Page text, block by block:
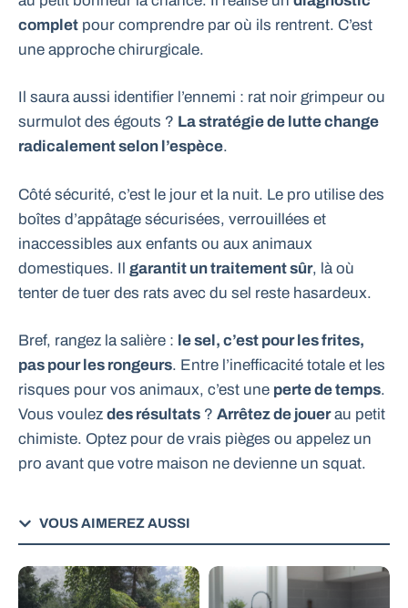
complet pour comprendre par où ils rentrent. C’est
une approche chirurgicale.
Il saura aussi identifier l’ennemi : rat noir grimpeur ou
surmulot des égouts ? La stratégie de lutte change
radicalement selon l’espèce.
Côté sécurité, c’est le jour et la nuit. Le pro utilise des
boîtes d’appâtage sécurisées, verrouillées et
inaccessibles aux enfants ou aux animaux
domestiques. Il garantit un traitement sûr, là où
tenter de tuer des rats avec du sel reste hasardeux.
Bref, rangez la salière : le sel, c’est pour les frites,
pas pour les rongeurs. Entre l’inefficacité totale et les
risques pour vos animaux, c’est une perte de temps.
Vous voulez des résultats ? Arrêtez de jouerau petit
chimiste. Optez pour de vrais pièges ou appelez un
pro avant que votre maison ne devienne un squat.
VOUS AIMEREZ AUSSI